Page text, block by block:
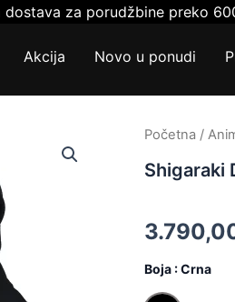
dostava za porudžbine preko
Akcija Novo u ponudi
Početna /
Shigaraki
Boja : Crna
Shigaraki
količina